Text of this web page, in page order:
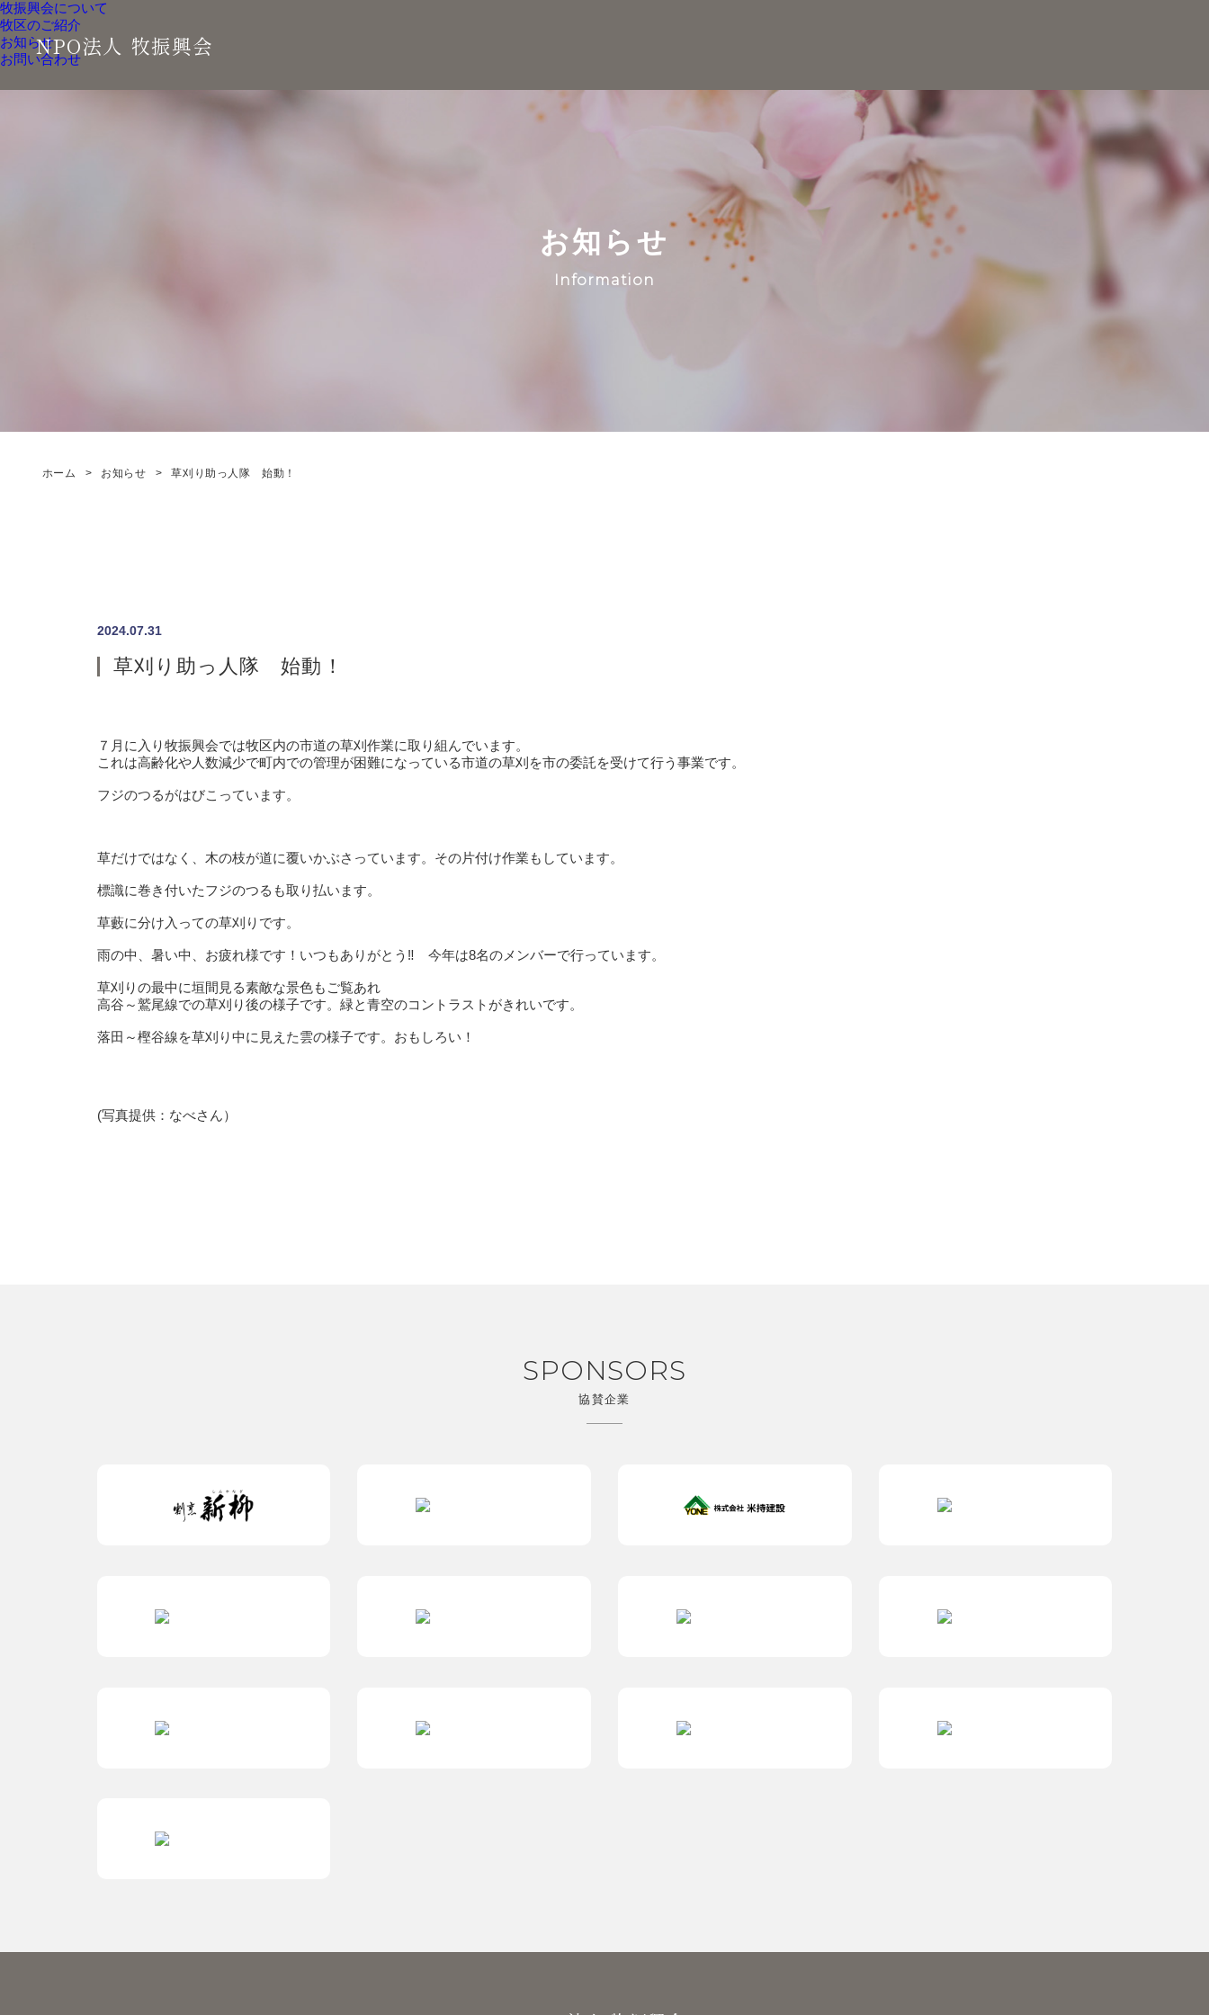
NPO法人 牧振興会
牧振興会について
牧区のご紹介
お知らせ
お問い合わせ
お知らせ
Information
ホーム お知らせ 草刈り助っ人隊 始動！
2024.07.31
草刈り助っ人隊 始動！
７月に入り牧振興会では牧区内の市道の草刈作業に取り組んでいます。
これは高齢化や人数減少で町内での管理が困難になっている市道の草刈を市の委託を受けて行う事業です。
フジのつるがはびこっています。
草だけではなく、木の枝が道に覆いかぶさっています。その片付け作業もしています。
標識に巻き付いたフジのつるも取り払います。
草藪に分け入っての草刈りです。
雨の中、暑い中、お疲れ様です！いつもありがとう‼ 今年は8名のメンバーで行っています。
草刈りの最中に垣間見る素敵な景色もご覧あれ
高谷～鷲尾線での草刈り後の様子です。緑と青空のコントラストがきれいです。
落田～樫谷線を草刈り中に見えた雲の様子です。おもしろい！
(写真提供：なべさん）
SPONSORS
協賛企業